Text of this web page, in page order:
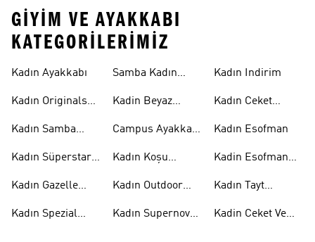
GIYIM VE AYAKKABI
KATEGORILERIMIZ
Kadın Ayakkabı
Kadın Originals
Kadın Samba
Kadın Süperstar
Kadın Gazelle
Kadın Spezial
Samba Kadın
Kadin Beyaz
Campus Ayakkabı
Kadın Koşu
Kadın Outdoor
Kadın Supernova
Kadın Indirim
Kadın Ceket
Kadın Esofman
Kadin Esofman
Kadın Tayt
Kadin Ceket Ve